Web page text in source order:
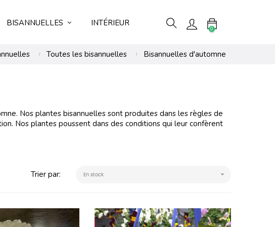
BISANNUELLES INTÉRIEUR
0
Toutes les bisannuelles Bisannuelles d'automne
Nos plantes bisannuelles sont produites dans les règles de
Nos plantes poussent dans des conditions qui leur confèrent
Trier par: En stock 